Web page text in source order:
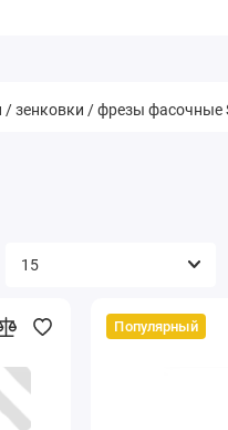
/ зенковки / фрезы фасочные
Популярный